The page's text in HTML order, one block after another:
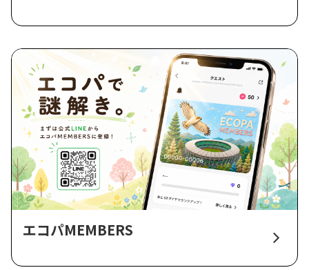
エコパMEMBERS